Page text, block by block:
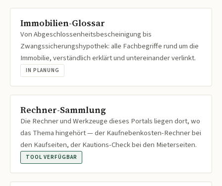
Immobilien-Glossar
Von Abgeschlossenheitsbescheinigung bis
Zwangssicherungshypothek: alle Fachbegriffe rund um die
Immobilie, verständlich erklärt und untereinander verlinkt.
IN PLANUNG
Rechner-Sammlung
Die Rechner und Werkzeuge dieses Portals liegen dort, wo
das Thema hingehört — der Kaufnebenkosten-Rechner bei
den Kaufseiten, der Kautions-Check bei den Mieterseiten.
TOOL VERFÜGBAR